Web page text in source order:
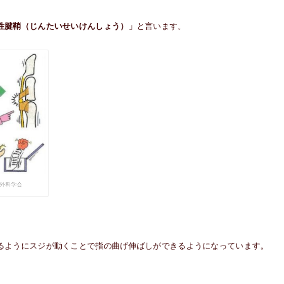
腱鞘（じんたいせいけんしょう）」 と言います。
科学会
ようにスジが動くことで指の曲げ伸ばしができるようになっています。